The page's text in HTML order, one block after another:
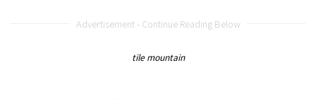
Advertisement - Continue Reading Below
tile mountain